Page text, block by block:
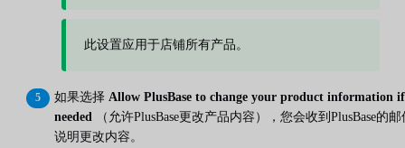
此设置应用于店铺所有产品。
如果选择 Allow PlusBase to change your product information if
needed
（允许PlusBase更改产品内容），您会收到PlusBase的邮
说明更改内容。